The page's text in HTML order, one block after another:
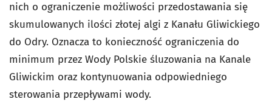
nich o ograniczenie możliwości przedostawania się
skumulowanych ilości złotej algi z Kanału Gliwickiego
do Odry. Oznacza to konieczność ograniczenia do
minimum przez Wody Polskie śluzowania na Kanale
Gliwickim oraz kontynuowania odpowiedniego
sterowania przepływami wody.